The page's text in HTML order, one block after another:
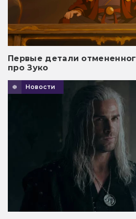
Первые детали
про Зуко
Новости